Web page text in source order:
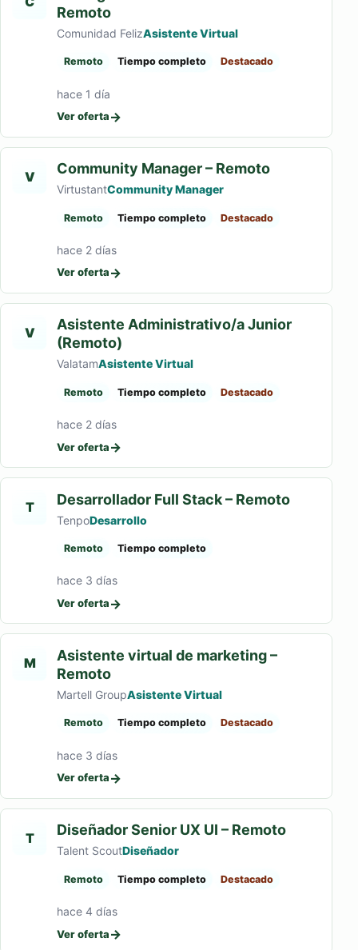
Remoto
Comunidad FelizAsistente Virtual
Remoto Tiempo completo Destacado
hace 1 día
Ver oferta→
V Community Manager – Remoto
VirtustantCommunity Manager
Remoto Tiempo completo Destacado
hace 2 días
Ver oferta→
V
Asistente Administrativo/a Junior
(Remoto)
ValatamAsistente Virtual
Remoto Tiempo completo Destacado
hace 2 días
Ver oferta→
T Desarrollador Full Stack – Remoto
TenpoDesarrollo
Remoto Tiempo completo
hace 3 días
Ver oferta→
M
Asistente virtual de marketing –
Remoto
Martell GroupAsistente Virtual
Remoto Tiempo completo Destacado
hace 3 días
Ver oferta→
T Diseñador Senior UX UI – Remoto
Talent ScoutDiseñador
Remoto Tiempo completo Destacado
hace 4 días
Ver oferta→